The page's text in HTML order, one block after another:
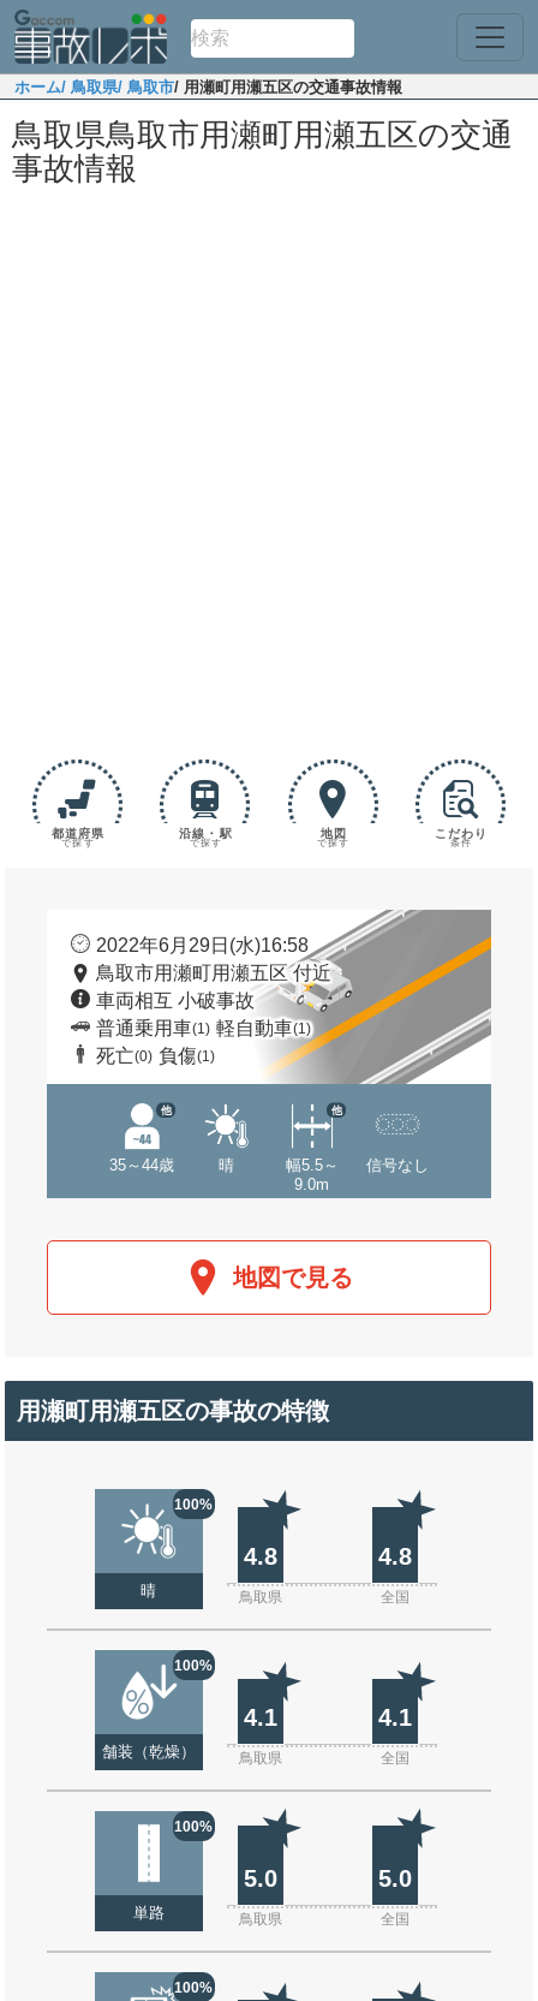
ホーム/ 鳥取県/ 鳥取市/ 用瀬町用瀬五区の交通事故情報
鳥取県鳥取市用瀬町用瀬五区の交通
事故情報
都道府県
で探す
沿線・駅
で探す
地図
で探す
こだわり
条件
2022年6月29日(水)16:58
鳥取市用瀬町用瀬五区 付近
車両相互 小破事故
普通乗用車(1) 軽自動車(1)
死亡(0) 負傷(1)
35～44歳
他
晴
幅5.5～
9.0m
他
信号なし
地図で見る
用瀬町用瀬五区の事故の特徴
100%
晴
4.8 4.8
鳥取県 全国
100%
舗装（乾燥）
4.1 4.1
鳥取県 全国
100%
単路
5.0 5.0
鳥取県 全国
100%